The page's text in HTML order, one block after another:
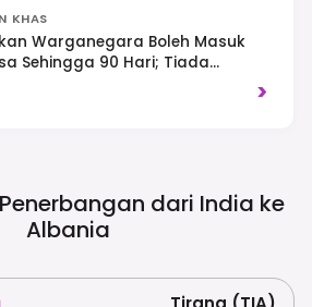
KHAS
Warganegara Boleh Masuk
Sehingga 90 Hari; Tiada
Pada Masa Ini. Trafik Memandu>
dari India ke
Albania